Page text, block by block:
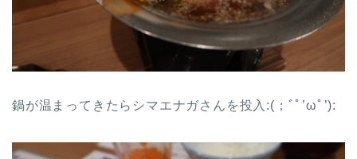
鍋が温まってきたらシマエナガさんを投入:(；ﾞﾟ’ωﾟ’):